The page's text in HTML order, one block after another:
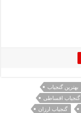
بهترین گنجیاب
گنجیاب اقساطی
گنجیاب ارزان